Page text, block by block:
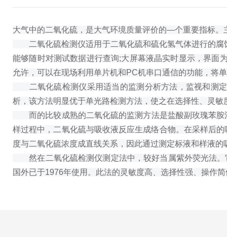
大气中的二氧化硫，是大气环境质量评价的—个重要指标
二氧化硫检测仪适用于二氧化硫和硫化氢气体进行的腐
能够随时对测试数据进行查询;大屏幕液晶实时显示，界面
允许，可以在现场利用单片机和PC机串口通信的功能，将
二氧化硫检测仪采用适当的监测分析方法，监视和测定
析，该方法明显优于单光路检测方法，使之在选择性、灵
而的比较成熟的二氧化硫的监测方法是盐酸副玫瑰苯胺
样过程中，二氧化硫与吸收液反应生成络合物。在采样后
度与二氧化硫浓度成直线关系，因此通过测定标液和样液
然在二氧化硫检测仪测定法中，较好当属紫外荧光法。
国外已于1976年使用。此法的灵敏度高、选择性强、操作